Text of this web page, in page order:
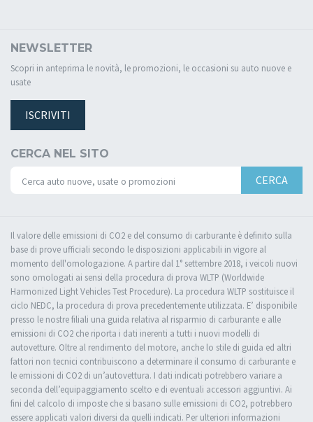
NEWSLETTER
Scopri in anteprima le novità, le promozioni, le occasioni su auto nuove e
usate
ISCRIVITI
CERCA NEL SITO
CERCA
Il valore delle emissioni di CO2 e del consumo di carburante è definito sulla
base di prove ufficiali secondo le disposizioni applicabili in vigore al
momento dell'omologazione. A partire dal 1° settembre 2018, i veicoli nuovi
sono omologati ai sensi della procedura di prova WLTP (Worldwide
Harmonized Light Vehicles Test Procedure). La procedura WLTP sostituisce il
ciclo NEDC, la procedura di prova precedentemente utilizzata. E’ disponibile
presso le nostre filiali una guida relativa al risparmio di carburante e alle
emissioni di CO2 che riporta i dati inerenti a tutti i nuovi modelli di
autovetture. Oltre al rendimento del motore, anche lo stile di guida ed altri
fattori non tecnici contribuiscono a determinare il consumo di carburante e
le emissioni di CO2 di un’autovettura. I dati indicati potrebbero variare a
seconda dell’equipaggiamento scelto e di eventuali accessori aggiuntivi. Ai
fini del calcolo di imposte che si basano sulle emissioni di CO2, potrebbero
essere applicati valori diversi da quelli indicati. Per ulteriori informazioni